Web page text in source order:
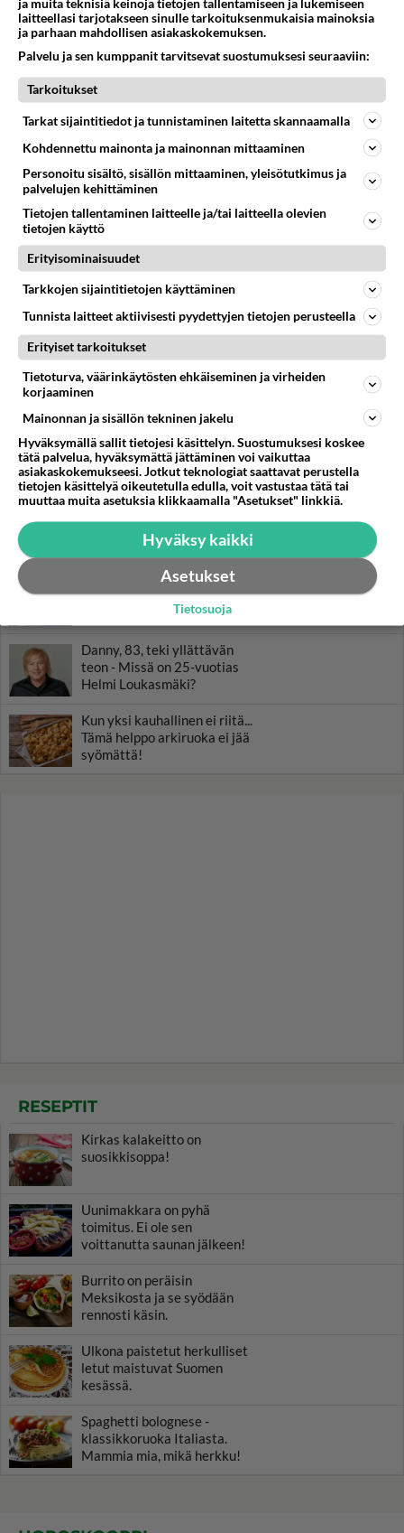
Tätä et nähnyt tv:ssä: Selviytyjät-tippuja
Sami Helenius laihtui hurjan kg-määrän
viidakossa: "Huh!"
Selviytyjät Suomi -kisasta tippui Sami Helenius.
LUETUIMMAT
Muistatko? Kädestä suuhun
elävä Satu sai jättimäisen
rahasalkun Henry-
miljonääriltä
Tiesitkö? Martina Aitolehden
isäpuoli on tämä suosittu
Luetuimmat: Aarne Pelkonen
ja Noora Louhimo vihdoinkin
yhdessä - Tätä moni jo odotti
Danny, 83, teki yllättävän
teon - Missä on 25-vuotias
Helmi Loukasmäki?
Kun yksi kauhallinen ei riitä...
Tämä helppo arkiruoka ei jää
syömättä!
RESEPTIT
Kirkas kalakeitto on
suosikkisoppa!
Uunimakkara on pyhä
toimitus. Ei ole sen
voittanutta saunan jälkeen!
Burrito on peräisin
Meksikosta ja se syödään
rennosti käsin.
Ulkona paistetut herkulliset
letut maistuvat Suomen
kesässä.
Spaghetti bolognese -
klassikkoruoka Italiasta.
Mammia mia, mikä herkku!
ja muita teknisiä keinoja tietojen tallentamiseen ja lukemiseen
laitteellasi tarjotakseen sinulle tarkoituksenmukaisia mainoksia
ja parhaan mahdollisen asiakaskokemuksen.
Palvelu ja sen kumppanit tarvitsevat suostumuksesi seuraaviin:
Tarkoitukset
Tarkat sijaintitiedot ja tunnistaminen laitetta skannaamalla
Kohdennettu mainonta ja mainonnan mittaaminen
Personoitu sisältö, sisällön mittaaminen, yleisötutkimus ja
palvelujen kehittäminen
Tietojen tallentaminen laitteelle ja/tai laitteella olevien
tietojen käyttö
Erityisominaisuudet
Tarkkojen sijaintitietojen käyttäminen
Tunnista laitteet aktiivisesti pyydettyjen tietojen perusteella
Erityiset tarkoitukset
Tietoturva, väärinkäytösten ehkäiseminen ja virheiden
korjaaminen
Mainonnan ja sisällön tekninen jakelu
Hyväksymällä sallit tietojesi käsittelyn. Suostumuksesi koskee
tätä palvelua, hyväksymättä jättäminen voi vaikuttaa
asiakaskokemukseesi. Jotkut teknologiat saattavat perustella
tietojen käsittelyä oikeutetulla edulla, voit vastustaa tätä tai
muuttaa muita asetuksia klikkaamalla "Asetukset" linkkiä.
Hyväksy kaikki
Asetukset
Tietosuoja